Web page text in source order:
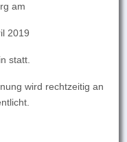
am
2019
statt.
wird rechtzeitig an